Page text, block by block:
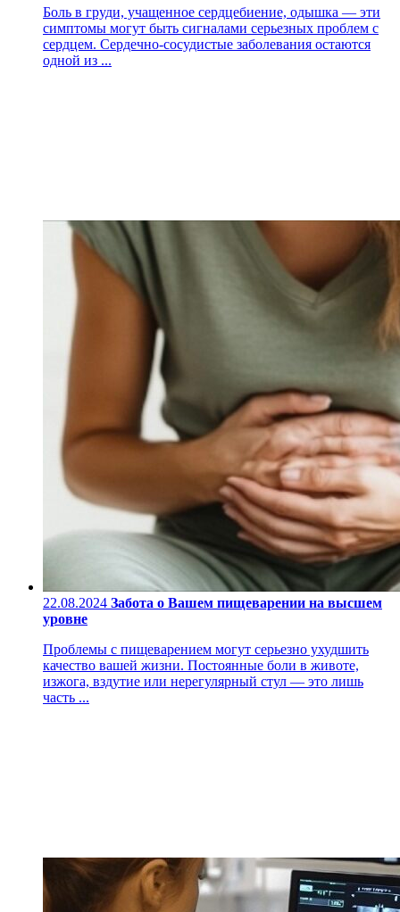
Боль в груди, учащенное сердцебиение, одышка — эти
симптомы могут быть сигналами серьезных проблем с
сердцем. Сердечно-сосудистые заболевания остаются
одной из ...
22.08.2024 Забота о Вашем пищеварении на высшем
уровне
Проблемы с пищеварением могут серьезно ухудшить
качество вашей жизни. Постоянные боли в животе,
изжога, вздутие или нерегулярный стул — это лишь
часть ...